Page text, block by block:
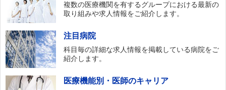
複数の医療機関を有するグループにおける最新の
取り組みや求人情報をご紹介します。
注目病院
科目毎の詳細な求人情報を掲載している病院をご
紹介します。
医療機能別・医師のキャリア